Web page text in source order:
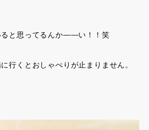
ると思ってるんか――い！！笑
行くとおしゃべりが止まりません。